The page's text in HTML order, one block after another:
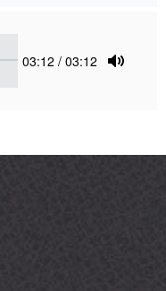
Current
03:12 / 03:12